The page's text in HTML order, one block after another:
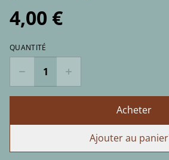
4,00 €
QUANTITÉ
Acheter
Ajouter au panier